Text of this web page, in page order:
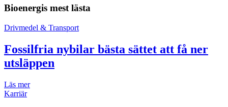
Bioenergis mest lästa
Drivmedel & Transport
Fossilfria nybilar bästa sättet att få ner
utsläppen
Läs mer
Karriär